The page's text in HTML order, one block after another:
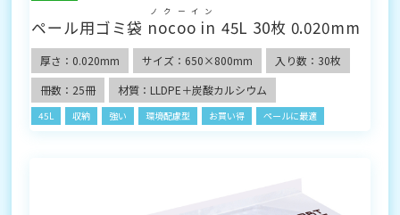
ペール用ゴミ袋 nocoo in
ノクーイン
45L 30枚 0.020mm
厚さ：0.020mm サイズ：650×800mm
入り数：30枚
冊数：25冊
材質：LLDPE＋炭酸カルシウム
45L 収納 強い 環境配慮型 お買い得 ペールに最適